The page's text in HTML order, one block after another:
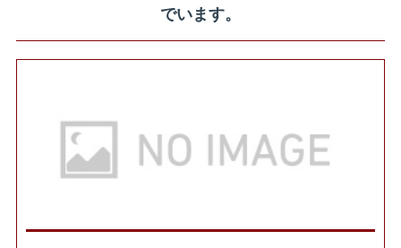
でいます。